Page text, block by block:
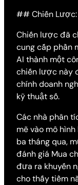
## Chiến Lược:
Chiến lược đã
cung cấp phần
AI thành một
chiến lược này
chính doanh
kỹ thuật số.
Các nhà phân
mẽ vào mô
ba tháng qua,
đánh giá Mua
đưa ra khuyến
cho thấy tiềm